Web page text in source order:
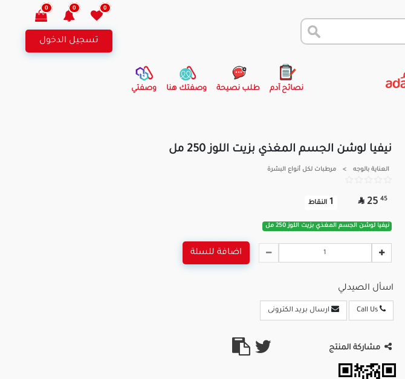
0
0
0
تسجيل الدخول
نصائح آدم طلب نصيحة وصفتك هنا وصفتي
نيفيا لوشن الجسم المغذي بزيت اللوز 250 مل
العناية بالوجه > مرطبات لكل أنواع البشرة
45
25

1 النقاط
نيفيا لوشن الجسم المغذي بزيت اللوز 250 مل
اضافة للسلة
اسأل الصيدلي
Call Us ارسال بريد الكترونى
مشاركة المنتج